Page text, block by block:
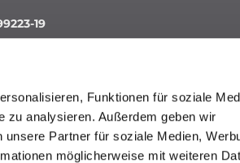
Funktionen für soziale
zu analysieren. Außerdem geben wir
Partner für soziale Medien,
möglicherweise mit weiteren
19